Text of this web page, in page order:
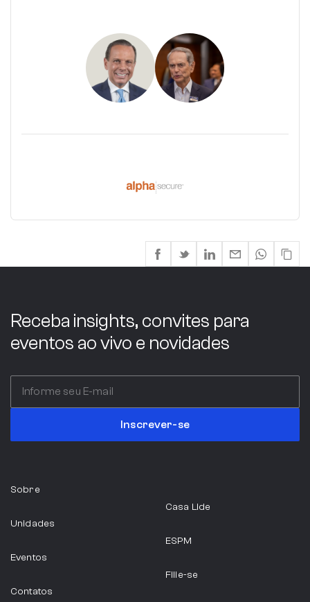
Receba insights, convites para
eventos ao vivo e novidades
Inscrever-se
Sobre
Unidades
Eventos
Contatos
Casa Lide
ESPM
Filie-se